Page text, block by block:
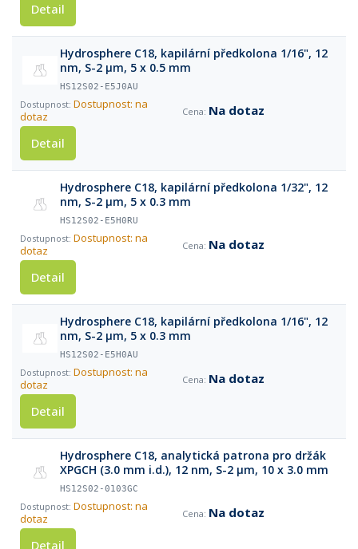
Detail
Hydrosphere C18, kapilární předkolona 1/16", 12
nm, S-2 µm, 5 x 0.5 mm
HS12S02-E5J0AU
Dostupnost: na
dotaz
Na dotaz
Detail
Hydrosphere C18, kapilární předkolona 1/32", 12
nm, S-2 µm, 5 x 0.3 mm
HS12S02-E5H0RU
Dostupnost: na
dotaz
Na dotaz
Detail
Hydrosphere C18, kapilární předkolona 1/16", 12
nm, S-2 µm, 5 x 0.3 mm
HS12S02-E5H0AU
Dostupnost: na
dotaz
Na dotaz
Detail
Hydrosphere C18, analytická patrona pro držák
XPGCH (3.0 mm i.d.), 12 nm, S-2 µm, 10 x 3.0 mm
HS12S02-0103GC
Dostupnost: na
dotaz
Na dotaz
Detail